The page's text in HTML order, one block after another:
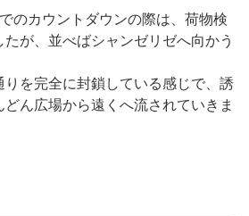
のカウントダウンの際は、荷物検
が、並べばシャンゼリゼへ向かう
を完全に封鎖している感じで、誘
ん広場から遠くへ流されていきま